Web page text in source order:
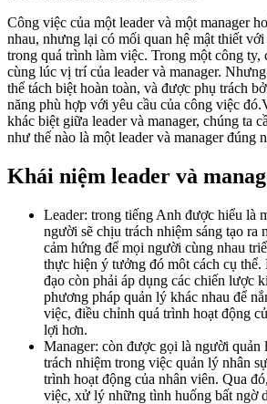
Công việc của một leader và một manager
nhau, nhưng lại có mối quan hệ mật thiết
trong quá trình làm việc. Trong một công ty,
cùng lúc vị trí của leader và manager.
thể tách biệt hoàn toàn, và được phụ trách
năng phù hợp với yêu cầu của công việc
khác biệt giữa leader và manager, chúng ta
như thế nào là một leader và manager đúng
Khái niệm leader và
Leader: trong tiếng Anh được hiểu là
người sẽ chịu trách nhiệm sáng tạo ra
cảm hứng để mọi người cùng nhau
thực hiện ý tưởng đó môt cách cụ
đạo còn phải áp dụng các chiến lược
phương pháp quản lý khác nhau để
việc, điều chỉnh quá trình hoạt động
lợi hơn.
Manager: còn được gọi là người
trách nhiệm trong việc quản lý nhân
trình hoạt động của nhân viên. Qua
việc, xử lý những tình huống bất ngờ